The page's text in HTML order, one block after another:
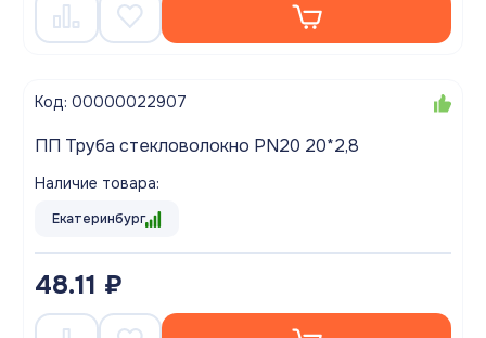
Код: 00000022907
ПП Труба стекловолокно PN20 20*2,8
Наличие товара:
Екатеринбург
48.11 ₽